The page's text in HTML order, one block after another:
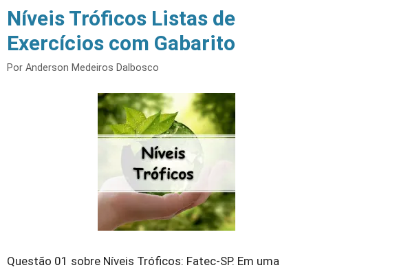
Níveis Tróficos Listas de
Exercícios com Gabarito
Por Anderson Medeiros Dalbosco
Questão 01 sobre Níveis Tróficos: Fatec-SP. Em uma